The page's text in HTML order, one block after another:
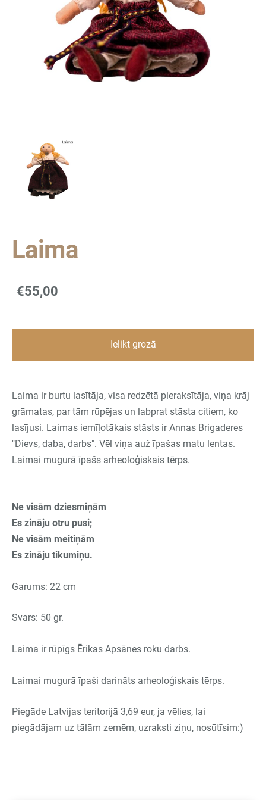
Laima
€55,00
Ielikt grozā
Laima ir burtu lasītāja, visa redzētā pieraksītāja, viņa krāj
grāmatas, par tām rūpējas un labprat stāsta citiem, ko
lasījusi. Laimas iemīļotākais stāsts ir Annas Brigaderes
"Dievs, daba, darbs". Vēl viņa auž īpašas matu lentas.
Laimai mugurā īpašs arheoloģiskais tērps.
Ne visām dziesmiņām
Es zināju otru pusi;
Ne visām meitiņām
Es zināju tikumiņu.
Garums: 22 cm
Svars: 50 gr.
Laima ir rūpīgs Ērikas Apsānes roku darbs.
Laimai mugurā īpaši darināts arheoloģiskais tērps.
Piegāde Latvijas teritorijā 3,69 eur, ja vēlies, lai
piegādājam uz tālām zemēm, uzraksti ziņu, nosūtīsim:)